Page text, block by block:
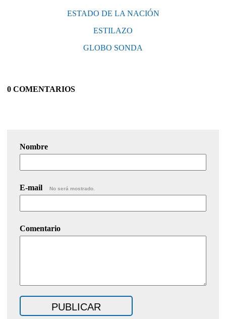
ESTADO DE LA NACIÓN
ESTILAZO
GLOBO SONDA
0 COMENTARIOS
Nombre
E-mail No será mostrado.
Comentario